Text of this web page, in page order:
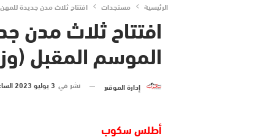
الرئيسية مستجدات افتتاح ثلاث مدن جديدة
افتتاح ثلاث مدن
الموسم المقبل
إدارة الموقع نشر في 3 يوليو 2023 الساعة 21 و 29 دقيقة
أطلس سكوب